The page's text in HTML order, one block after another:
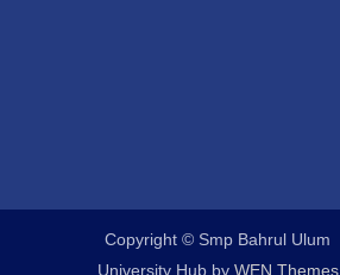
Copyright © Smp Bahrul Ulum
University Hub by WEN Themes